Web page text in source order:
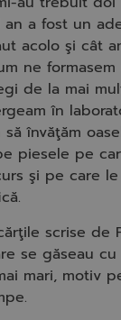
an a fost un
acolo şi cât
ne
de la mai
în
învăţăm
piesele pe
şi pe care
scrise de
se găseau
mari, motiv